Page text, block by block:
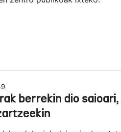
berrekin dio saioari,